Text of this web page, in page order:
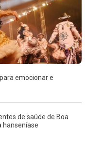
emocionar e
de saúde de Boa
hanseníase